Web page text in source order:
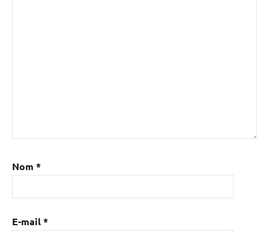
Nom *
E-mail*